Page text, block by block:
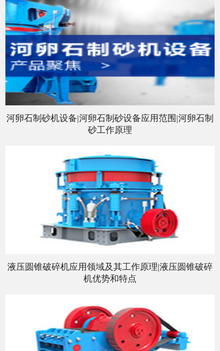
河卵石制砂机设备|河卵石制砂设备应用范围|河卵石制
砂工作原理
液压圆锥破碎机应用领域及其工作原理|液压圆锥破碎
机优势和特点